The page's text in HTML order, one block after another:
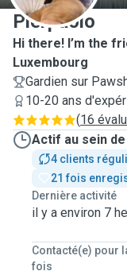
Pierpaolo
Hi there! I’m the
Luxembourg
Gardien sur
10-20 ans
(16
Actif au sein
4 clients
21 fois
Dernière activité
il y a environ 7
Contacté(e) pour
fois